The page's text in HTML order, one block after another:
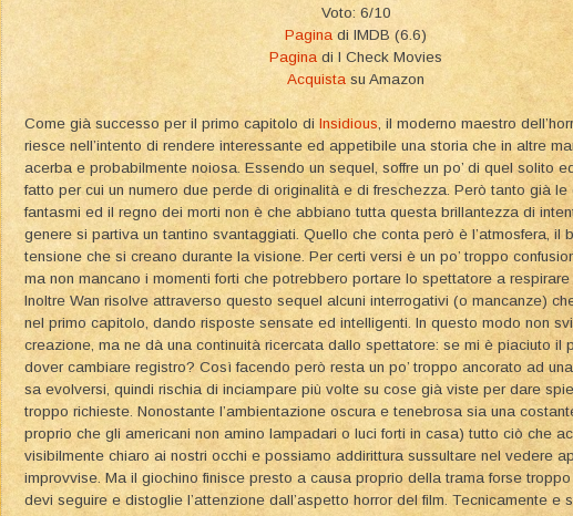
Voto: 6/10
Pagina di IMDB (6.6)
Pagina di I Check Movies
Acquista su Amazon
Come già successo per il primo capitolo di Insidious , il moderno maestro
riesce nell’intento di rendere interessante ed appetibile una storia che in altre
acerba e probabilmente noiosa. Essendo un sequel, soffre un po’ di quel solito
fatto per cui un numero due perde di originalità e di freschezza. Però tanto già le
fantasmi ed il regno dei morti non è che abbiano tutta questa brillantezza di
genere si partiva un tantino svantaggiati. Quello che conta però è l’atmosfera, il
tensione che si creano durante la visione. Per certi versi è un po’ troppo
ma non mancano i momenti forti che potrebbero portare lo spettatore a respirare
Inoltre Wan risolve attraverso questo sequel alcuni interrogativi (o mancanze)
nel primo capitolo, dando risposte sensate ed intelligenti. In questo modo non
creazione, ma ne dà una continuità ricercata dallo spettatore: se mi è piaciuto il
dover cambiare registro? Così facendo però resta un po’ troppo ancorato ad
sa evolversi, quindi rischia di inciampare più volte su cose già viste per dare
troppo richieste. Nonostante l’ambientazione oscura e tenebrosa sia una
proprio che gli americani non amino lampadari o luci forti in casa) tutto ciò che
visibilmente chiaro ai nostri occhi e possiamo addirittura sussultare nel vedere
improvvise. Ma il giochino finisce presto a causa proprio della trama forse
devi seguire e distoglie l’attenzione dall’aspetto horror del film. Tecnicamente e